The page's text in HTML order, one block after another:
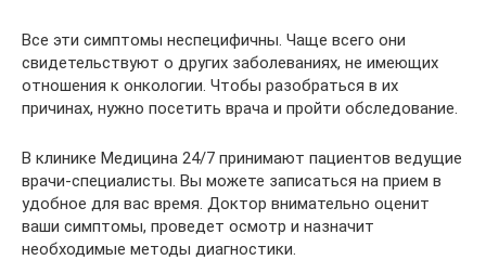
Все эти симптомы неспецифичны. Чаще всего они
свидетельствуют о других заболеваниях, не имеющих
отношения к онкологии. Чтобы разобраться в их
причинах, нужно посетить врача и пройти обследование.
В клинике Медицина 24/7 принимают пациентов ведущие
врачи-специалисты. Вы можете записаться на прием в
удобное для вас время. Доктор внимательно оценит
ваши симптомы, проведет осмотр и назначит
необходимые методы диагностики.